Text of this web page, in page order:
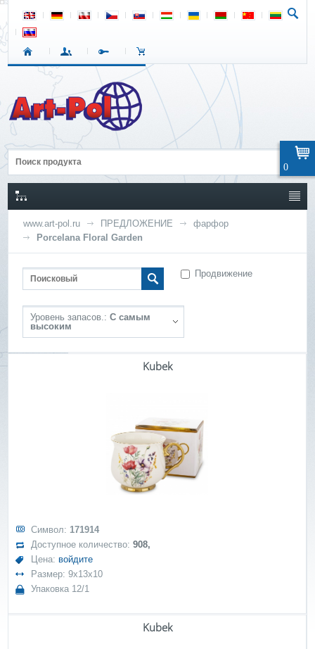
www.art-pol.ru ПРЕДЛОЖЕНИЕ
фарфор
Porcelana Floral Garden
Продвижение
Уровень запасов.: С самым
высоким
Kubek
Символ: 171914
Доступное количество:908,
Цена: войдите
Размер: 9x13x10
Упаковка 12/1
Kubek
0